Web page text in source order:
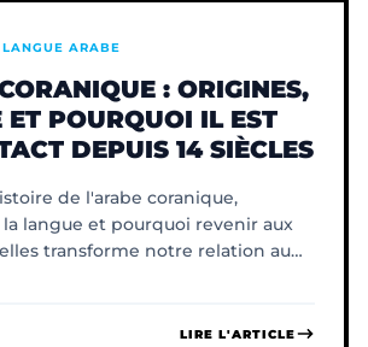
ARABE
: ORIGINES,
ET POURQUOI IL EST
DEPUIS 14 SIÈCLES
de l'arabe coranique,
langue et pourquoi revenir aux
transforme notre relation au
LIRE L'ARTICLE